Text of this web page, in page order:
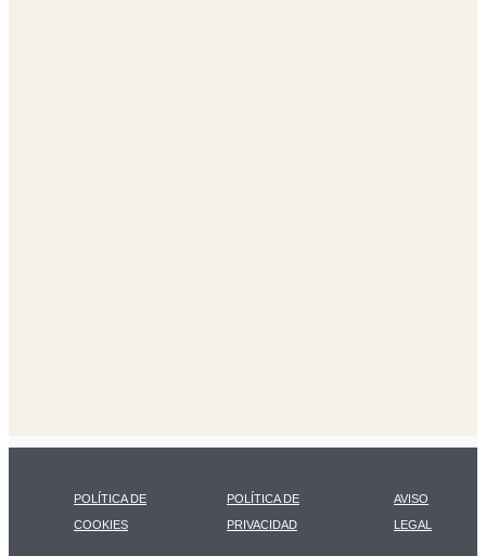
POLÍTICA DE
COOKIES
POLÍTICA DE
PRIVACIDAD
AVISO
LEGAL